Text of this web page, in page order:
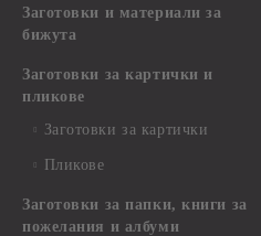
Заготовки и материали за
бижута
Заготовки за картички и
пликове
Заготовки за картички
Пликове
Заготовки за папки, книги за
пожелания и албуми